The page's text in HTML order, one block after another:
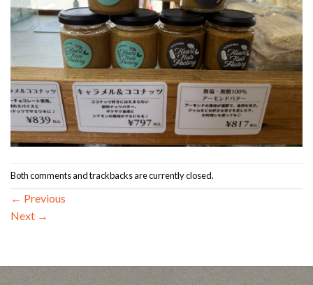
Both comments and trackbacks are currently closed.
← Previous
Next →